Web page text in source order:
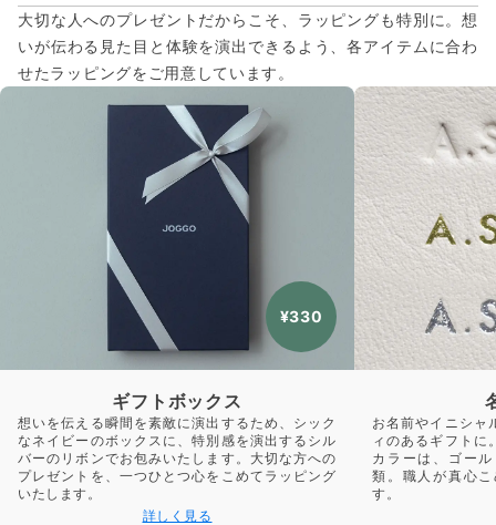
大切な人へのプレゼントだからこそ、ラッピングも特別に。想
いが伝わる見た目と体験を演出できるよう、各アイテムに合わ
せたラッピングをご用意しています。
¥330
ギフトボックス
想いを伝える瞬間を素敵に演出するため、シック
なネイビーのボックスに、特別感を演出するシル
バーのリボンでお包みいたします。大切な方への
プレゼントを、一つひとつ心をこめてラッピング
いたします。
詳しく見る
お名前やイニシャ
ィのあるギフトに
カラーは、ゴー
類。職人が真心
す。